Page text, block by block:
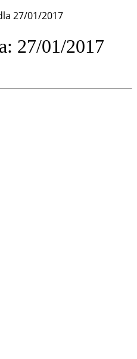
27/01/2017
27/01/2017